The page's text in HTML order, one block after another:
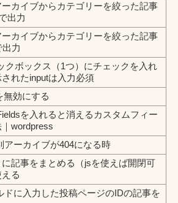
カイブからカテゴリーを絞った記事
出力
カイブからカテゴリーを絞った記事
力
クボックス（1つ）にチェックを入れ
れたinputは入力必須
無効にする
を入れると消えるカスタムフィー
wordpress
アーカイブが404になる時
記事をまとめる（jsを使えば開閉可
る
ドに入力した投稿ページのIDの記事を